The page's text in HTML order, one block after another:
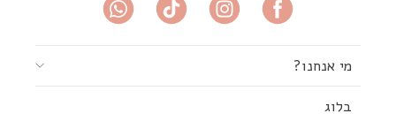
מי אנחנו?
בלוג